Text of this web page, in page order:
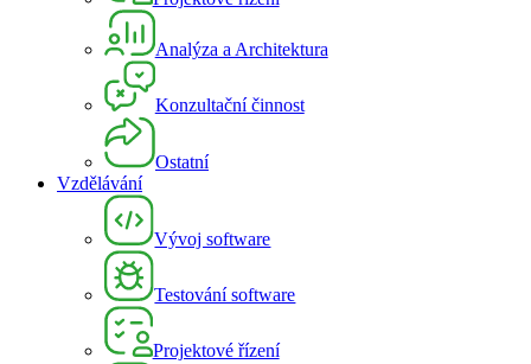
Analýza a Architektura
Konzultační činnost
Ostatní
Vzdělávání
Vývoj software
Testování software
Projektové řízení